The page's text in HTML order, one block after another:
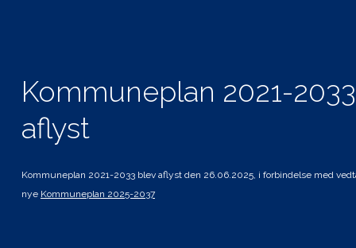
Kommuneplan 2021-
aflyst
Kommuneplan 2021-2033 blev aflyst den 26.06.2025, i forbindelse med
nye Kommuneplan 2025-2037
Genveje
Hvad gælder for mig
Planer i høring
Andre planer og strategier